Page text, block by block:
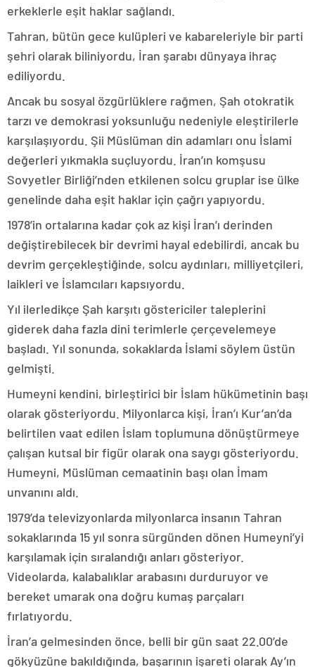
erkeklerle eşit haklar sağlandı.
Tahran, bütün gece kulüpleri ve kabareleriyle bir parti
şehri olarak biliniyordu, İran şarabı dünyaya ihraç
ediliyordu.
Ancak bu sosyal özgürlüklere rağmen, Şah otokratik
tarzı ve demokrasi yoksunluğu nedeniyle eleştirilerle
karşılaşıyordu. Şii Müslüman din adamları onu İslami
değerleri yıkmakla suçluyordu. İran’ın komşusu
Sovyetler Birliği’nden etkilenen solcu gruplar ise ülke
genelinde daha eşit haklar için çağrı yapıyordu.
1978’in ortalarına kadar çok az kişi İran’ı derinden
değiştirebilecek bir devrimi hayal edebilirdi, ancak bu
devrim gerçekleştiğinde, solcu aydınları, milliyetçileri,
laikleri ve İslamcıları kapsıyordu.
Yıl ilerledikçe Şah karşıtı göstericiler taleplerini
giderek daha fazla dini terimlerle çerçevelemeye
başladı. Yıl sonunda, sokaklarda İslami söylem üstün
gelmişti.
Humeyni kendini, birleştirici bir İslam hükümetinin başı
olarak gösteriyordu. Milyonlarca kişi, İran’ı Kur’an’da
belirtilen vaat edilen İslam toplumuna dönüştürmeye
çalışan kutsal bir figür olarak ona saygı gösteriyordu.
Humeyni, Müslüman cemaatinin başı olan İmam
unvanını aldı.
1979’da televizyonlarda milyonlarca insanın Tahran
sokaklarında 15 yıl sonra sürgünden dönen Humeyni’yi
karşılamak için sıralandığı anları gösteriyor.
Videolarda, kalabalıklar arabasını durduruyor ve
bereket umarak ona doğru kumaş parçaları
fırlatıyordu.
İran’a gelmesinden önce, belli bir gün saat 22.00’de
gökyüzüne bakıldığında, başarının işareti olarak Ay’ın